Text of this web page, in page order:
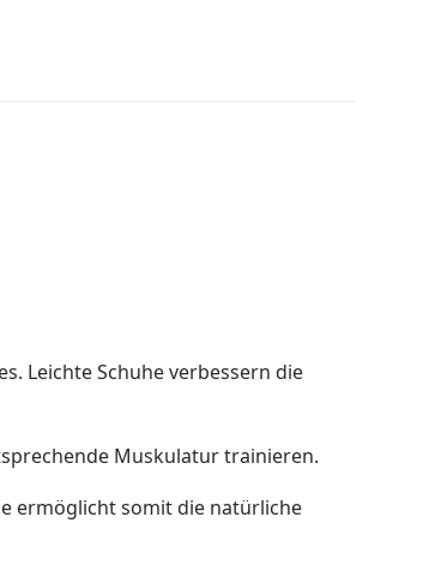
Leichte Schuhe verbessern die
Muskulatur trainieren.
ermöglicht somit die natürliche